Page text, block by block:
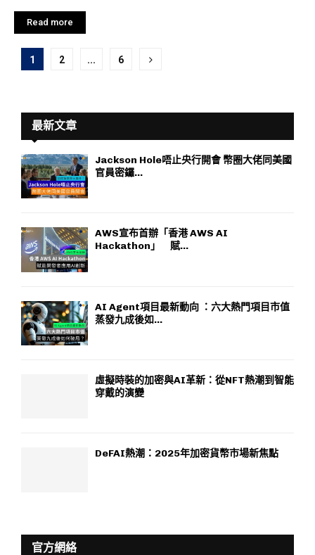
Read more
文
分
頁
1 2 ... 6
最新文章
Jackson Hole唔止央行開會 幣圈大佬同美國
官員密鑼...
AWS宣布首辦「香港 AWS AI
Hackathon」 賦...
AI Agent項目最新動向 ：六大熱門項目市值
蒸發九成後如...
虛擬時裝的加密與AI革新：從NFT熱潮到智能
穿戴的演變
DeFAI熱潮：2025年加密貨幣市場新焦點
官方網絡